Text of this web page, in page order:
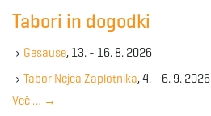
e
y
w
Tabori in dogodki
Gesause, 13. - 16. 8. 2026
Tabor Nejca Zaplotnika, 4. - 6. 9. 2026
Več … →